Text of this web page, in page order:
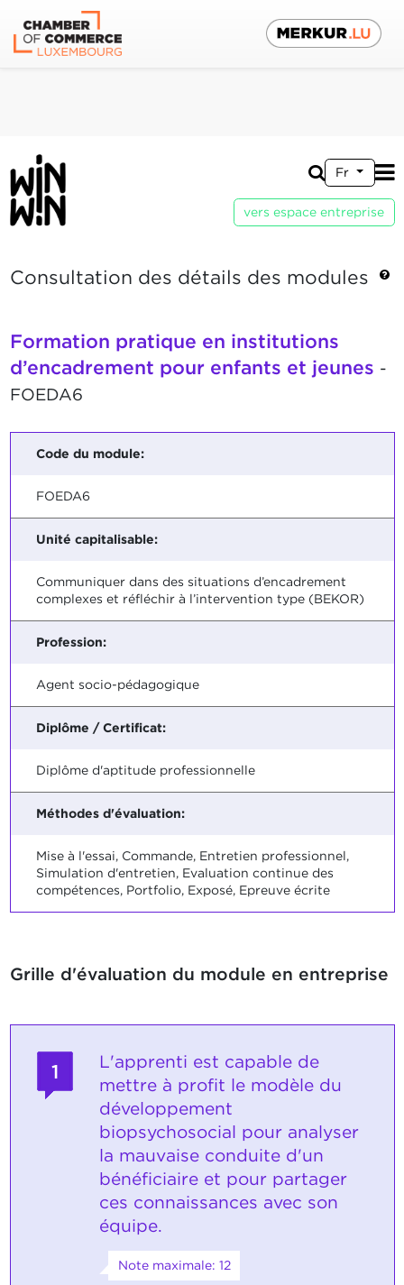
Fr
vers espace entreprise
Consultation des détails des modules
Formation pratique en institutions
d’encadrement pour enfants et jeunes -
FOEDA6
Code du module:
FOEDA6
Unité capitalisable:
Communiquer dans des situations d’encadrement
complexes et réfléchir à l’intervention type (BEKOR)
Profession:
Agent socio-pédagogique
Diplôme / Certificat:
Diplôme d'aptitude professionnelle
Méthodes d'évaluation:
Mise à l'essai, Commande, Entretien professionnel,
Simulation d'entretien, Evaluation continue des
compétences, Portfolio, Exposé, Epreuve écrite
Grille d'évaluation du module en entreprise
1
L'apprenti est capable de
mettre à profit le modèle du
développement
biopsychosocial pour analyser
la mauvaise conduite d'un
bénéficiaire et pour partager
ces connaissances avec son
équipe.
Note maximale: 12